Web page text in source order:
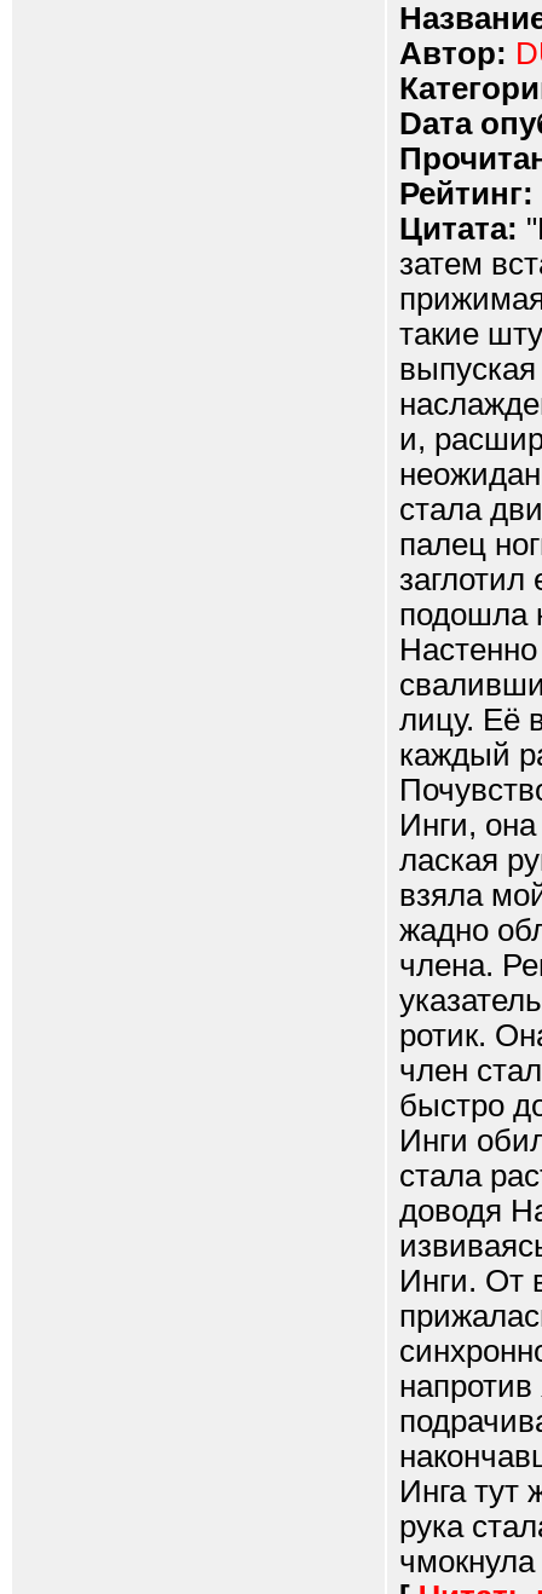
Автор:
Dата
Рейтинг:
Цитата:
затем
такие
и,
стала
палец
подошла
лицу. Её
каждый
Инги,
лаская
взяла
жадно
члена.
ротик.
член
быстро
Инги
стала
доводя
Инги. От
Инга тут
рука